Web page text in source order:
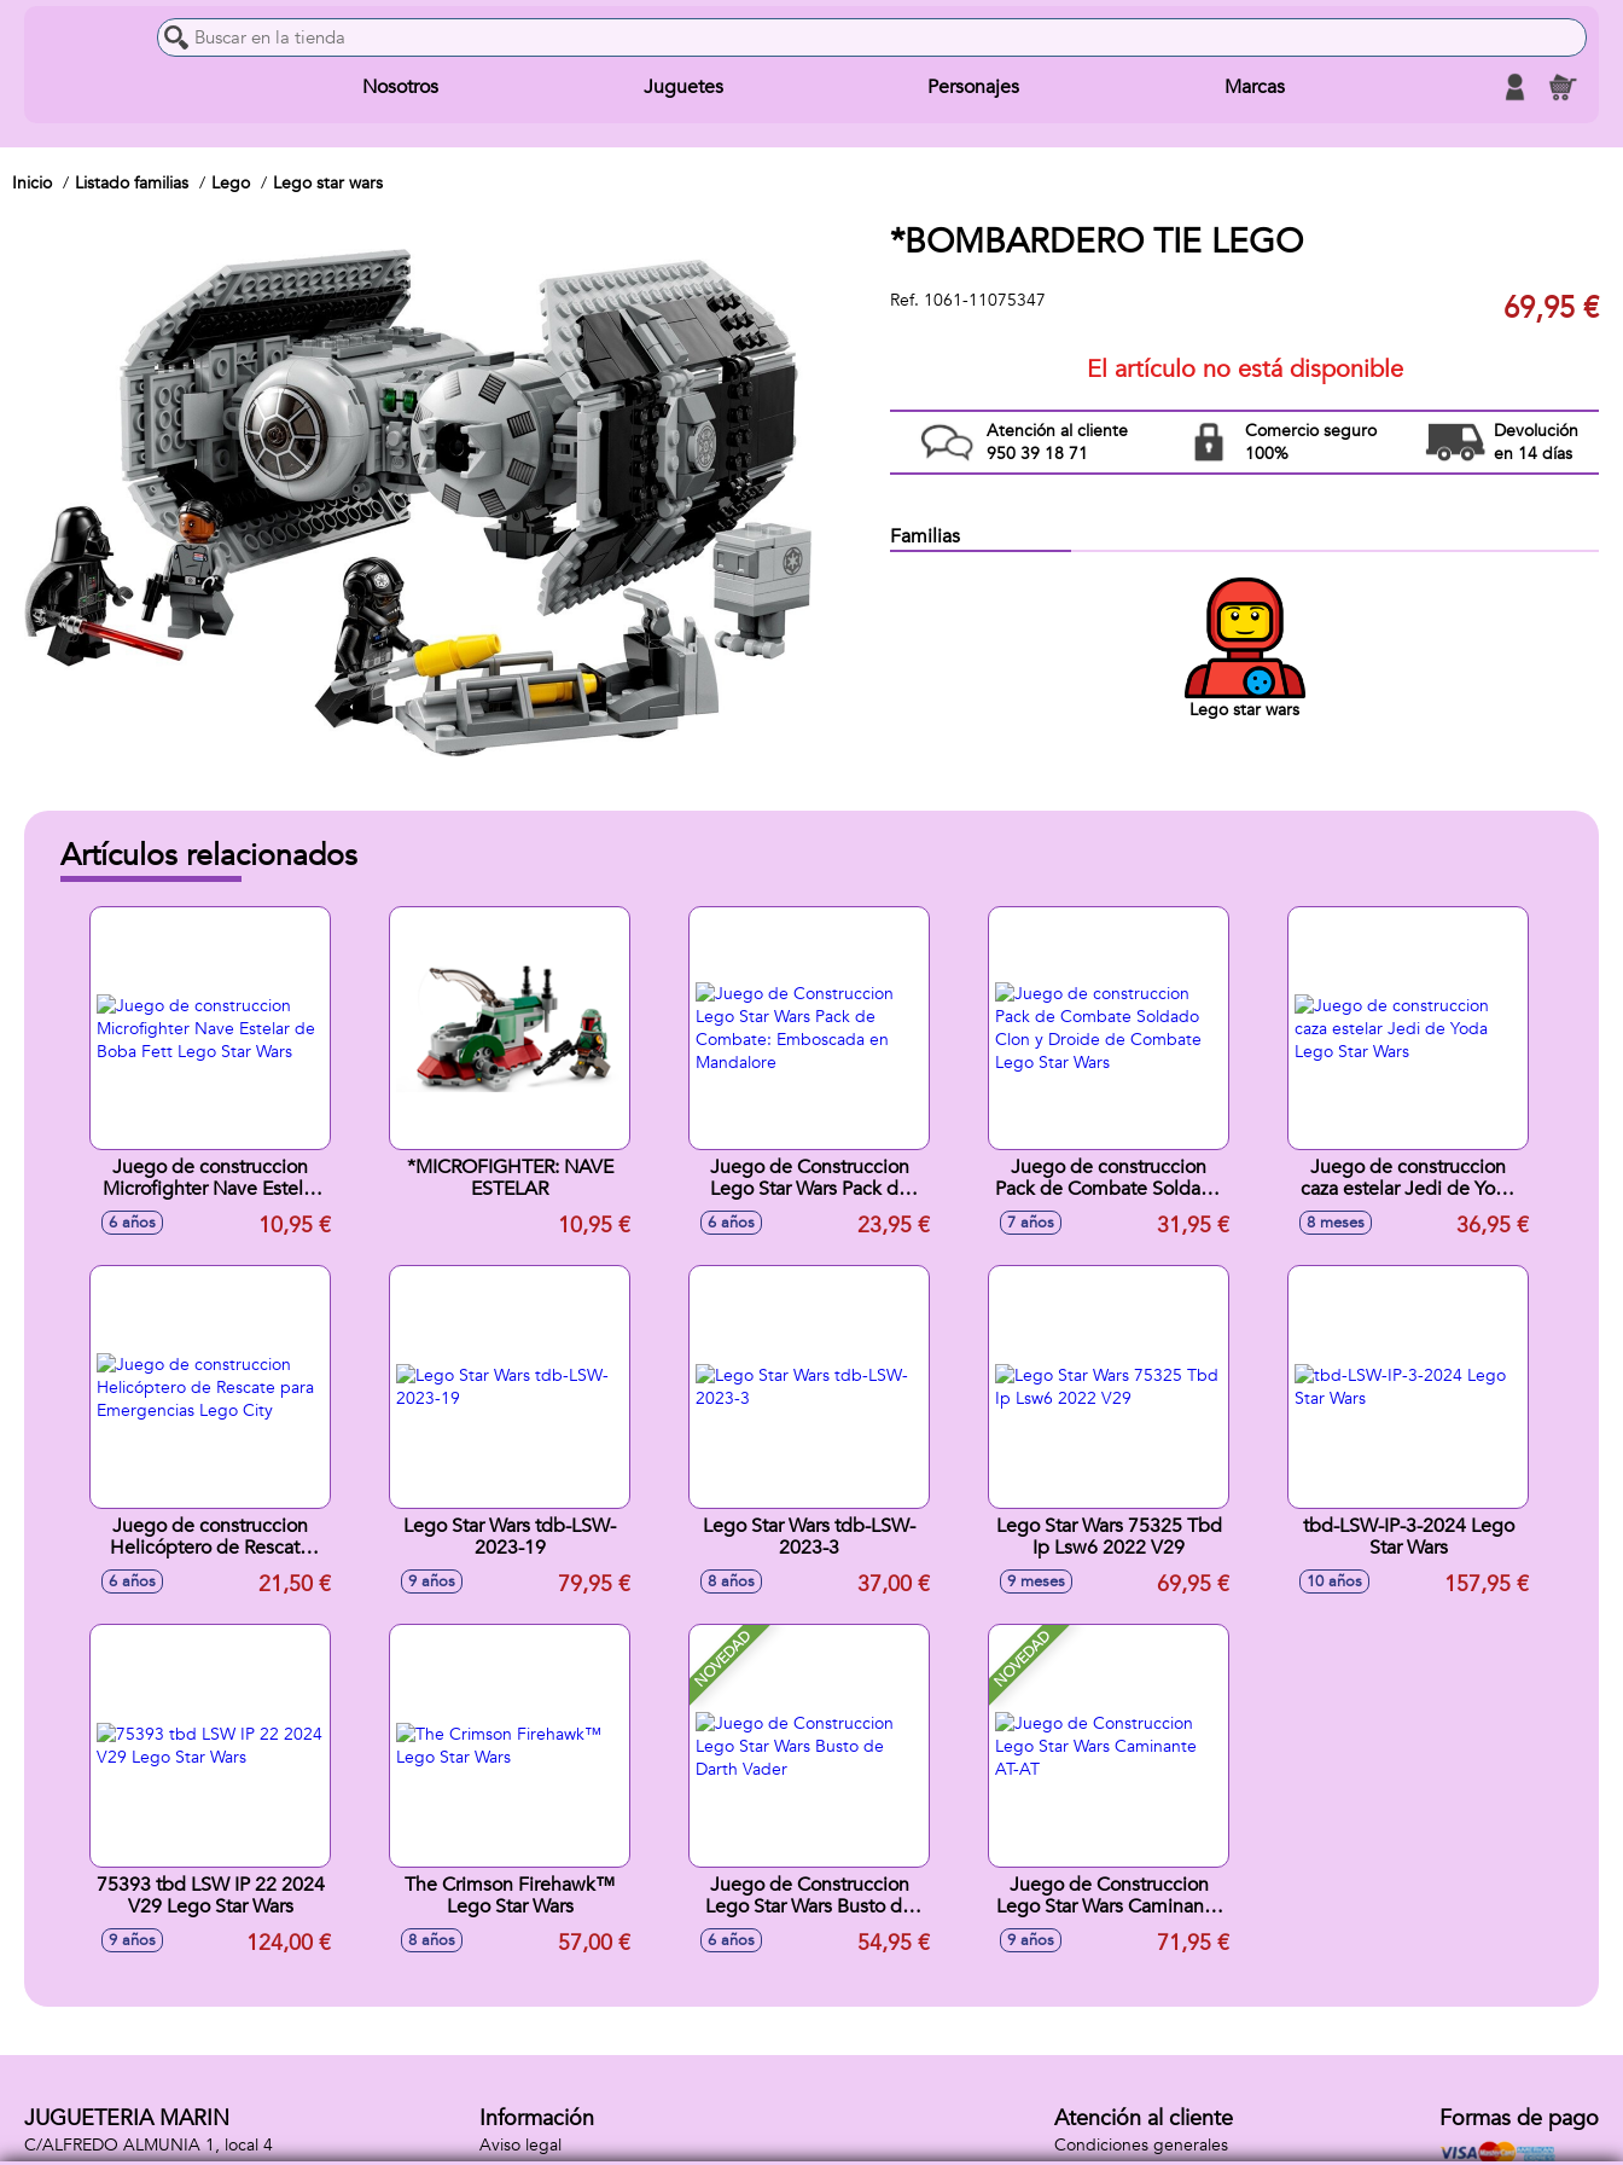
Nosotros Juguetes Personajes Marcas
Inicio Listado familias Lego Lego star wars
*BOMBARDERO TIE LEGO
Ref. 1061-11075347 69,95 €
El artículo no está disponible
Atención al cliente
950 39 18 71
Comercio seguro
100%
Devolución
en 14 días
Familias
Lego star wars
Artículos relacionados
Juego de construccion
Microfighter Nave Estelar
de Boba Fett Lego Star
6 años 10,95 €
*MICROFIGHTER: NAVE
ESTELAR
10,95 €
Juego de Construccion
Lego Star Wars Pack de
Combate: Emboscada en
6 años 23,95 €
Juego de construccion
Pack de Combate Soldado
Clon y Droide de
Combate Lego Star Wars
7 años 31,95 €
Juego de construccion
caza estelar Jedi de Yoda
Lego Star Wars
8 meses 36,95 €
Juego de construccion
Helicóptero de Rescate
para Emergencias Lego
6 años 21,50 €
Lego Star Wars tdb-LSW-
2023-19
9 años 79,95 €
Lego Star Wars tdb-LSW-
2023-3
8 años 37,00 €
Lego Star Wars 75325 Tbd
Ip Lsw6 2022 V29
9 meses 69,95 €
tbd-LSW-IP-3-2024 Lego
Star Wars
10 años 157,95 €
75393 tbd LSW IP 22 2024
V29 Lego Star Wars
9 años 124,00 €
The Crimson Firehawk™
Lego Star Wars
8 años 57,00 €
NOVEDAD
Juego de Construccion
Lego Star Wars Busto de
Darth Vader
6 años 54,95 €
NOVEDAD
Juego de Construccion
Lego Star Wars Caminante
9 años 71,95 €
JUGUETERIA MARIN
C/ALFREDO ALMUNIA 1, local 4
Información
Aviso legal
Atención al cliente
Condiciones generales
Formas de pago